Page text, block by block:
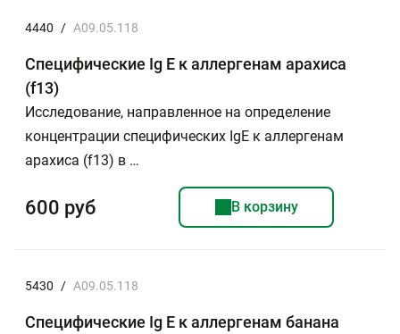
4440 / A09.05.118
Специфические Ig E к аллергенам арахиса
(f13)
Исследование, направленное на определение
концентрации специфических IgE к аллергенам
арахиса (f13) в …
600 руб В корзину
5430 / A09.05.118
Специфические Ig E к аллергенам банана